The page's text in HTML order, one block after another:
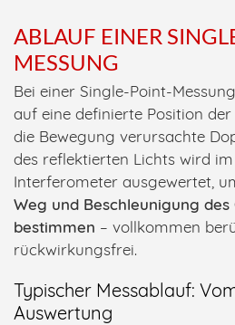
ABLAUF EINER
MESSUNG
Bei einer Single-Point-
auf eine definierte Position
die Bewegung verursachte
des reflektierten Lichts wird
Interferometer ausgewertet,
Weg und Beschleunigung des
bestimmen – vollkommen
rückwirkungsfrei.
Typischer Messablauf:
Auswertung